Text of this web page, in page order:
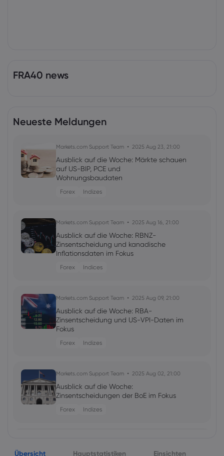
FRA40 news
Neueste Meldungen
Markets.com Support Team 2025 Aug 23, 21:00
Ausblick auf die Woche: Märkte schauen
auf US-BIP, PCE und
Wohnungsbaudaten
Forex Indizes
Markets.com Support Team 2025 Aug 16, 21:00
Ausblick auf die Woche: RBNZ-
Zinsentscheidung und kanadische
Inflationsdaten im Fokus
Forex Indices
Markets.com Support Team 2025 Aug 09, 21:00
Ausblick auf die Woche: RBA-
Zinsentscheidung und US-VPI-Daten im
Fokus
Forex Indizes
Markets.com Support Team 2025 Aug 02, 21:00
Ausblick auf die Woche:
Zinsentscheidungen der BoE im Fokus
Forex Indizes
Ausblick auf die Woche:
Übersicht Hauptstatistiken Einsichten